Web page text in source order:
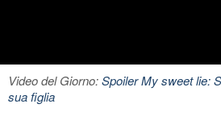
Video del Giorno:Spoiler My sweet lie:
sua figlia